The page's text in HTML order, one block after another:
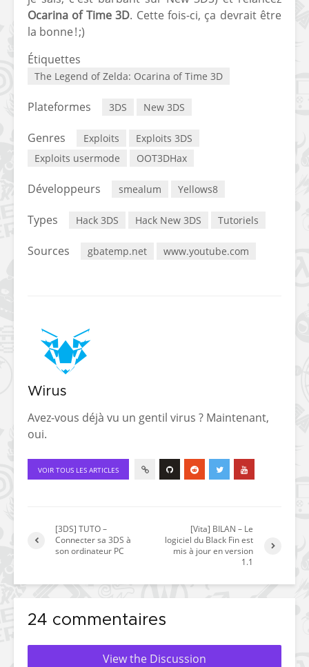
Ocarina of Time 3D. Cette fois-ci, ça devrait être
la bonne ! ;)
Étiquettes
The Legend of Zelda: Ocarina of Time 3D
Plateformes 3DS New 3DS
Genres Exploits
Exploits 3DS
Exploits usermode
OOT3DHax
Développeurs smealum Yellows8
Types Hack 3DS Hack New 3DS Tutoriels
Sources gbatemp.net www.youtube.com
Wirus
Avez-vous déjà vu un gentil virus ? Maintenant,
oui.
VOIR TOUS LES ARTICLES
[3DS] TUTO –
Connecter sa 3DS à
son ordinateur PC
[Vita] BILAN – Le
logiciel du Black Fin est
mis à jour en version
1.1
24 commentaires
View the Discussion
dévoile dans une